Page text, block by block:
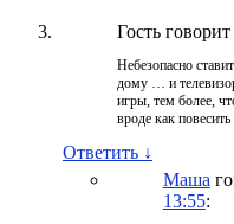
Гость говорит
Небезопасно
дому … и
игры, тем более,
вроде как повесить
Ответить ↓
Маша
13:55: